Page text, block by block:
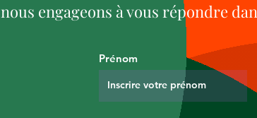
nous engageons à vous répondre
Prénom